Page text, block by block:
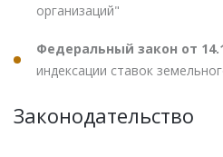
организаций"
Федеральный закон от
индексации ставок
Законодательство